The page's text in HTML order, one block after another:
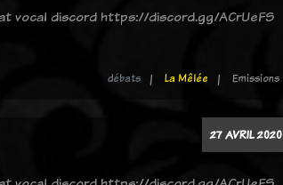
vocal discord https://discord.gg/ACrUeFS
débats La Mêlée Emissions
27 AVRIL 2020